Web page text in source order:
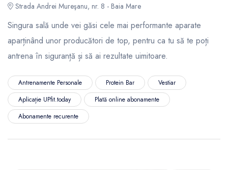
Strada Andrei Mureşanu, nr. 8 - Baia Mare
Singura sală unde vei găsi cele mai performante aparate
aparținând unor producători de top, pentru ca tu să te poți
antrena în siguranță și să ai rezultate uimitoare.
Antrenamente Personale Protein Bar
Vestiar
Aplicație UPfit.today
Plată online abonamente
Abonamente recurente